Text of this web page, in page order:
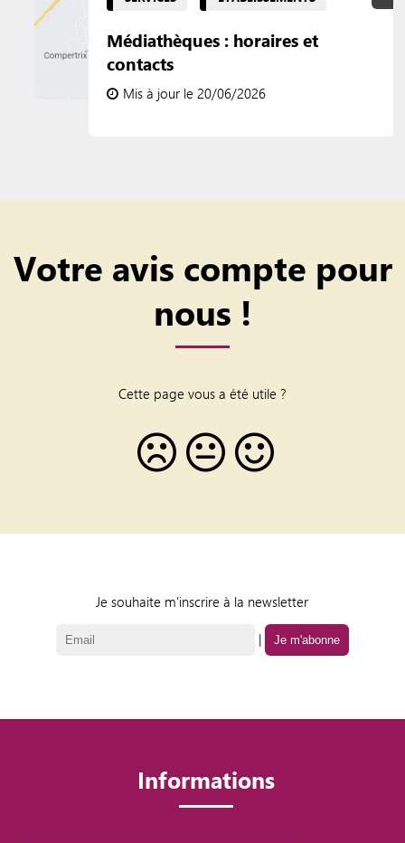
Médiathèques : horaires et
contacts
Mis à jour le 20/06/2026
Votre avis compte pour
nous !
Cette page vous a été utile ?
Je souhaite m'inscrire à la newsletter
|
Informations